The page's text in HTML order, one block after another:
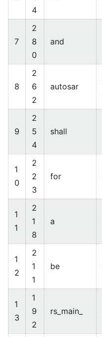
4
7
2
8
0
and
8
2
6
2
autosar
9
2
5
4
shall
1
0
2
2
3
for
1
1
2
1
8
a
1
2
2
1
1
be
1
3
1
9
2
rs_main_